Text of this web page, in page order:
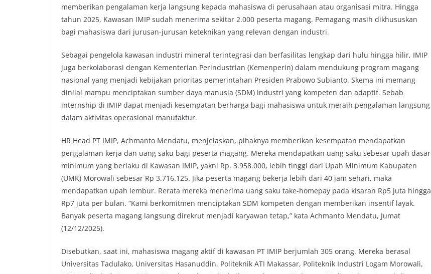
memberikan pengalaman kerja langsung kepada mahasiswa di perusahaan atau organisasi mitra. Hingga
tahun 2025, Kawasan IMIP sudah menerima sekitar 2.000 peserta magang. Pemagang masih dikhususkan
bagi mahasiswa dari jurusan-jurusan keteknikan yang relevan dengan industri.
Sebagai pengelola kawasan industri mineral terintegrasi dan berfasilitas lengkap dari hulu hingga hilir, IMIP
juga berkolaborasi dengan Kementerian Perindustrian (Kemenperin) dalam mendukung program magang
nasional yang menjadi kebijakan prioritas pemerintahan Presiden Prabowo Subianto. Skema ini memang
dinilai mampu menciptakan sumber daya manusia (SDM) industri yang kompeten dan adaptif. Sebab
internship di IMIP dapat menjadi kesempatan berharga bagi mahasiswa untuk meraih pengalaman langsung
dalam aktivitas operasional manufaktur.
HR Head PT IMIP, Achmanto Mendatu, menjelaskan, pihaknya memberikan kesempatan mendapatkan
pengalaman kerja dan uang saku bagi peserta magang. Mereka mendapatkan uang saku sebesar upah dasar
minimum yang berlaku di Kawasan IMIP, yakni Rp. 3.958.000, lebih tinggi dari Upah Minimum Kabupaten
(UMK) Morowali sebesar Rp 3.716.125. Jika peserta magang bekerja lebih dari 40 jam sehari, maka
mendapatkan upah lembur. Rerata mereka menerima uang saku take-homepay pada kisaran Rp5 juta hingga
Rp7 juta per bulan. “Kami berkomitmen menciptakan SDM kompeten dengan memberikan insentif layak.
Banyak peserta magang langsung direkrut menjadi karyawan tetap,” kata Achmanto Mendatu, Jumat
(12/12/2025).
Disebutkan, saat ini, mahasiswa magang aktif di kawasan PT IMIP berjumlah 305 orang. Mereka berasal
Universitas Tadulako, Universitas Hasanuddin, Politeknik ATI Makassar, Politeknik Industri Logam Morowali,